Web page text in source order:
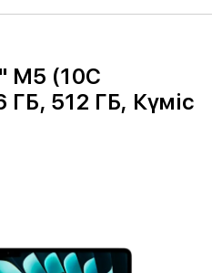
M5 (10C
ГБ, 512 ГБ, Күміс